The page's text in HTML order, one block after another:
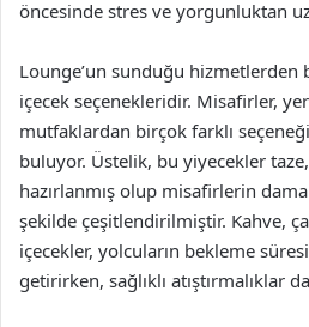
öncesinde stres ve yorgunluktan
Lounge’un sunduğu hizmetlerden
içecek seçenekleridir. Misafirler,
mutfaklardan birçok farklı
buluyor. Üstelik, bu yiyecekler taze,
hazırlanmış olup misafirlerin
şekilde çeşitlendirilmiştir. Kahve,
içecekler, yolcuların bekleme
getirirken, sağlıklı atıştırmalıklar